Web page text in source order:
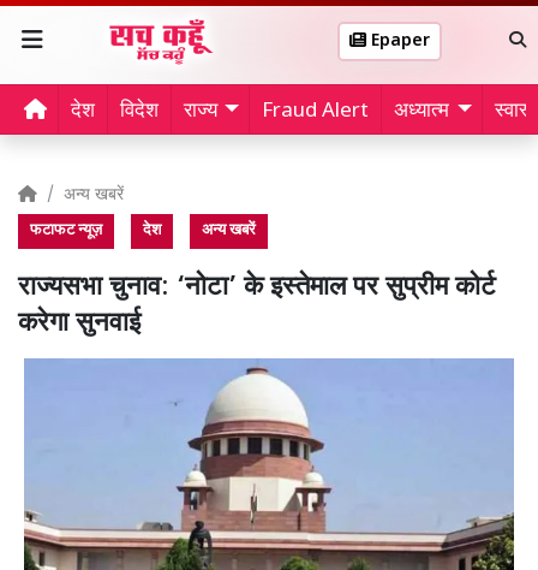
Epaper
देश विदेश राज्य Fraud Alert अध्यात्म
अन्य खबरें
फटाफट न्यूज़ देश अन्य खबरें
राज्यसभा चुनाव: ‘नोटा’ के इस्तेमाल पर सुप्रीम कोर्ट
करेगा सुनवाई